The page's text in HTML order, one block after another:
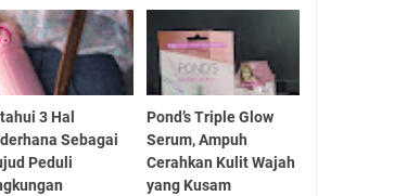
3 Hal
Sebagai
Peduli
Pond’s Triple Glow
Serum, Ampuh
Cerahkan Kulit Wajah
yang Kusam